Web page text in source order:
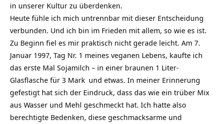
in unserer Kultur zu überdenken.
Heute fühle ich mich untrennbar mit dieser Entscheidung
verbunden. Und ich bin im Frieden mit allem, so wie es ist.
Zu Beginn fiel es mir praktisch nicht gerade leicht. Am 7.
Januar 1997, Tag Nr. 1 meines veganen Lebens, kaufte ich
das erste Mal Sojamilch – in einer braunen 1 Liter-
Glasflasche für 3 Mark und etwas. In meiner Erinnerung
gefestigt hat sich der Eindruck, dass das wie ein trüber Mix
aus Wasser und Mehl geschmeckt hat. Ich hatte also
berechtigte Bedenken, diese geschmacksarme und